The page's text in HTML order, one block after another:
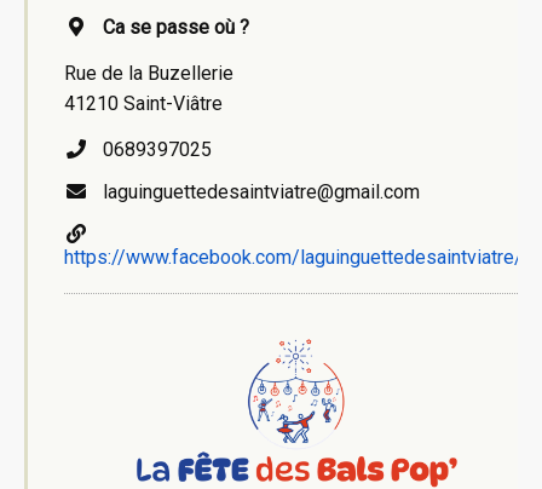
Ca se passe où ?
Rue de la Buzellerie
41210 Saint-Viâtre
0689397025
laguinguettedesaintviatre@gmail.com
https://www.facebook.com/laguinguettedesaintviatre/